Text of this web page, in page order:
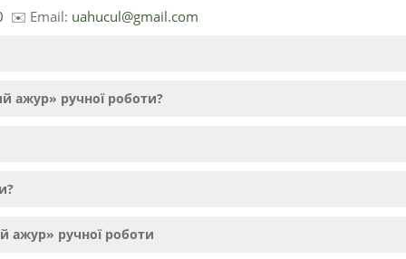
✉️ Email: uahucul@gmail.com
ажур» ручної роботи?
ажур» ручної роботи